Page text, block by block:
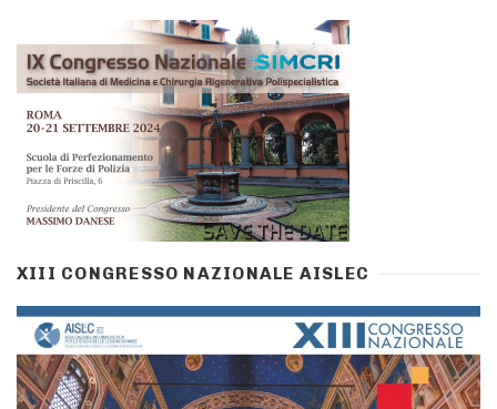
XIII CONGRESSO NAZIONALE AISLEC